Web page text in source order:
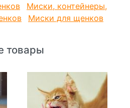
Миски, контейнеры,
Миски для щенков
товары